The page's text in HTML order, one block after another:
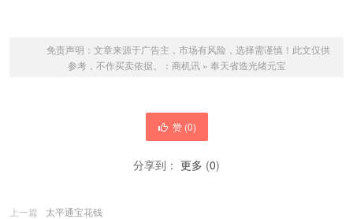
免责声明：文章来源于广告主，市场有风险，选择需谨慎！此文仅供
参考，不作买卖依据。： 商机讯» 奉天省造光绪元宝
赞 (0)
分享到： 更多 (0)
上一篇
太平通宝花钱